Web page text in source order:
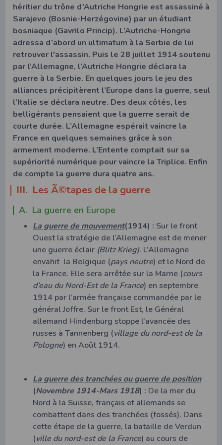
héritier du trône d’Autriche Hongrie est assassiné à
Sarajevo (Bosnie-Herzégovine) par un étudiant
bosniaque (Gavrilo Princip). L’Autriche-Hongrie
adressa d’abord un ultimatum à la Serbie de lui
retrouver l'assassin. Puis le 28 juillet 1914 soutenu
par l’Allemagne, l’Autriche Hongrie déclara la
guerre à la Serbie. En quelques jours le jeu des
alliances précipitèrent l’Europe dans la guerre, seul
l’Italie se déclara neutre. Des deux côtés, les
belligérants pensaient que la guerre serait de
courte durée. L’Allemagne espérait vaincre la
France en quelques semaines grâce à son
armement moderne. L’Entente comptait sur sa
supériorité numérique pour vaincre la Triplice. Enfin
de compte la guerre dura quatre ans.
III. Les Ã©tapes de la guerre
A. La guerre en Europe
La guerre de mouvement(1914) : Sur le front
Ouest la stratégie de l’Allemagne est de mener
une guerre éclair (Blitz Krieg). L’Allemagne
envahit la Belgique (pays neutre) et le Nord de
la France. Elle sera arrêtée sur la Marne (cours
d’eau du Nord-Est de la France) en septembre
1914 par l’armée française commandée par le
général Joffre. Sur le front Est, le Général
allemand Hindenburg stoppe l’avancée des
russes à Tannenberg (village du nord-est de la
Pologne) en Août 1914.
La guerre des tranchées ou guerre de position
(Novembre 1914-Mars 1918) : De la mer du
Nord à la Suisse, français et allemands se
combattent dans des tranchées (fossés). Dans
cette étape de la guerre, la bataille de Verdun
(ville du nord-est de la France) au cours de